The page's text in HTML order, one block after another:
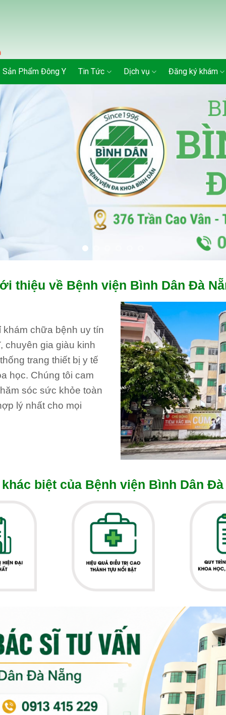
Sản Phẩm Đông Y Tin Tức Dịch vụ Đăng ký khám
thiệu về Bệnh viện Bình Dân Đà
chữa bệnh uy tín
chuyên gia giàu kinh
trang thiết bị y tế
học. Chúng tôi cam
sóc sức khỏe toàn
lý nhất cho mọi
biệt của Bệnh viện Bình Dân Đà